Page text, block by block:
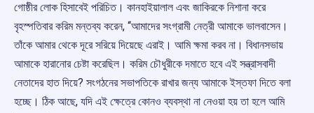
গোষ্ঠীর লোক হিসাবেই পরিচিত। কানহাইয়ালাল এবং জাকিরকে নিশানা করে
বৃহস্পতিবার করিম মন্তব্য করেন, ‘‘আমাদের সংগ্রামী নেত্রী আমাকে ভালবাসেন।
তাঁকে আমার থেকে দূরে সরিয়ে দিয়েছে এরাই। আমি ক্ষমা করব না। বিধানসভায়
আমাকে হারানোর চেষ্টা করেছিল। করিম চৌধুরীকে দমাতে হবে এই সন্ত্রাসবাদী
নেতাদের হাত দিয়ে? সংগঠনের সভাপতিকে রাখার জন্য আমাকে ইস্তফা দিতে বলা
হচ্ছে। ঠিক আছে, যদি এই ক্ষেত্রে কোনও ব্যবস্থা না নেওয়া হয় তা হলে আমি